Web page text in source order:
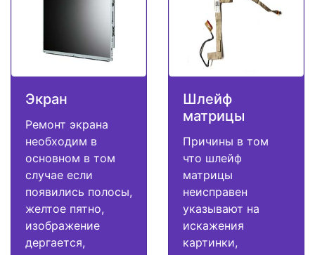
Экран
Ремонт экрана
необходим в
основном в том
случае если
появились полосы,
желтое пятно,
изображение
дергается,
Шлейф
матрицы
Причины в том
что шлейф
матрицы
неисправен
указывают на
искажения
картинки,